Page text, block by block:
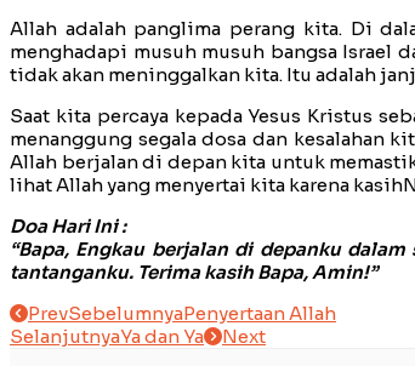
Allah adalah panglima perang kita. Di
menghadapi musuh musuh bangsa Israel
tidak akan meninggalkan kita. Itu adalah
Saat kita percaya kepada Yesus Kristus
menanggung segala dosa dan kesalahan
Allah berjalan di depan kita untuk
lihat Allah yang menyertai kita karena
Doa Hari Ini :
“Bapa, Engkau berjalan di depanku
tantanganku. Terima kasih Bapa, Amin!”
PrevSebelumnyaPenyertaan Allah
SelanjutnyaYa dan Ya Next